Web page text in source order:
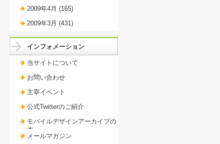
2009年4月 (165)
2009年3月 (431)
インフォメーション
当サイトについて
お問い合わせ
主宰イベント
公式Twitterのご紹介
モバイルデザインアーカイブの
本。
メールマガジン